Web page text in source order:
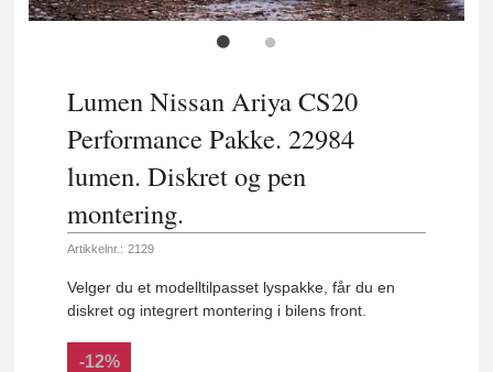
Lumen Nissan Ariya CS20
Performance Pakke. 22984
lumen. Diskret og pen
montering.
Artikkelnr.: 2129
Velger du et modelltilpasset lyspakke, får du en
diskret og integrert montering i bilens front.
-12%